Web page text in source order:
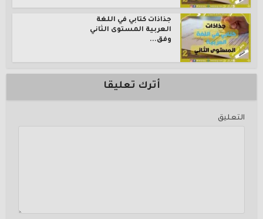
جذاذات كتابي في اللغة
العربية المستوى الثاني
وفق...
أترك تعليقا
التعليق